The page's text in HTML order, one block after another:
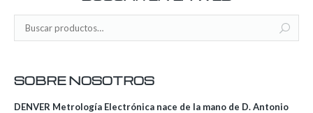
SOBRE NOSOTROS
DENVER Metrología Electrónica nace de la mano de D. Antonio